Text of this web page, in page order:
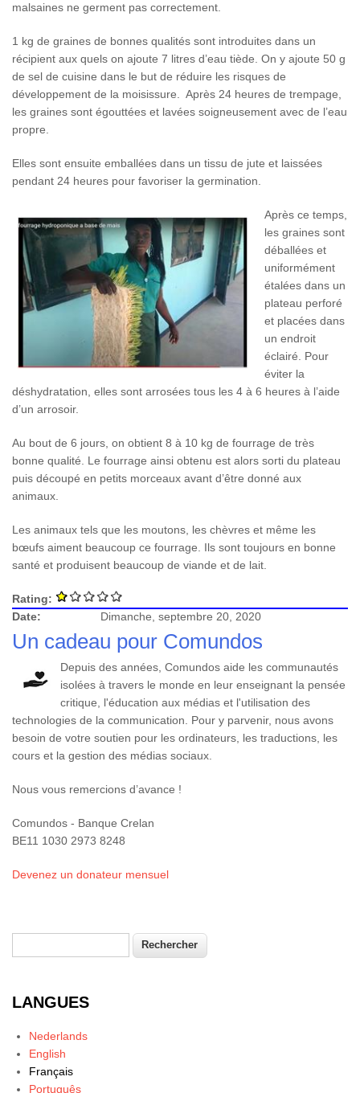
malsaines ne germent pas correctement.
1 kg de graines de bonnes qualités sont introduites dans un
récipient aux quels on ajoute 7 litres d’eau tiède. On y ajoute 50 g
de sel de cuisine dans le but de réduire les risques de
développement de la moisissure. Après 24 heures de trempage,
les graines sont égouttées et lavées soigneusement avec de l’eau
propre.
Elles sont ensuite emballées dans un tissu de jute et laissées
pendant 24 heures pour favoriser la germination.
Après ce temps,
les graines sont
déballées et
uniformément
étalées dans un
plateau perforé
et placées dans
un endroit
éclairé. Pour
éviter la
déshydratation, elles sont arrosées tous les 4 à 6 heures à l’aide
d’un arrosoir.
Au bout de 6 jours, on obtient 8 à 10 kg de fourrage de très
bonne qualité. Le fourrage ainsi obtenu est alors sorti du plateau
puis découpé en petits morceaux avant d’être donné aux
animaux.
Les animaux tels que les moutons, les chèvres et même les
bœufs aiment beaucoup ce fourrage. Ils sont toujours en bonne
santé et produisent beaucoup de viande et de lait.
Rating:
Date:
Dimanche, septembre 20, 2020
Un cadeau pour Comundos
Depuis des années, Comundos aide les communautés
isolées à travers le monde en leur enseignant la pensée
critique, l'éducation aux médias et l'utilisation des
technologies de la communication. Pour y parvenir, nous avons
besoin de votre soutien pour les ordinateurs, les traductions, les
cours et la gestion des médias sociaux.
Nous vous remercions d’avance !
Comundos - Banque Crelan
BE11 1030 2973 8248
Devenez un donateur mensuel
Formulaire de recherche
LANGUES
Nederlands
English
Français
Português